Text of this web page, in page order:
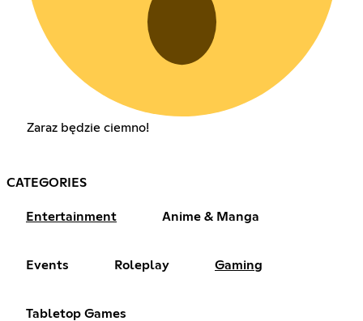
Zaraz będzie ciemno!
CATEGORIES
Entertainment Anime & Manga
Events Roleplay Gaming
Tabletop Games